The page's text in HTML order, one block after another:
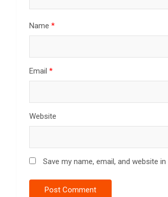
Name *
Email *
Website
Save my name, email, and website